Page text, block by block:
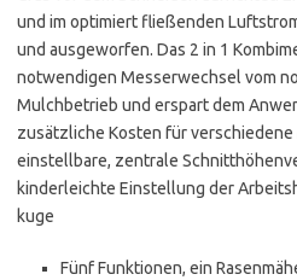
und im optimiert fließenden
und ausgeworfen. Das 2 in 1
notwendigen Messerwechsel vom
Mulchbetrieb und erspart dem
zusätzliche Kosten für verschiedene
einstellbare, zentrale
kinderleichte Einstellung der
kuge
Fünf Funktionen, ein